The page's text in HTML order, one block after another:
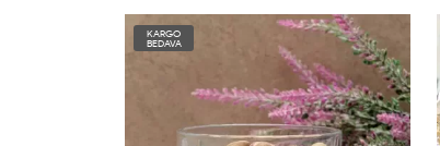
KARGO
BEDAVA